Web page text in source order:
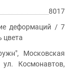
8017
деформаций / 7
цвета
Московская
Космонавтов,